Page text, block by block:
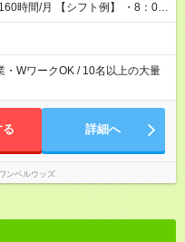
例】 ・8：00
・WワークOK / 10名以上の大量
る 詳細へ
ンベルウッズ